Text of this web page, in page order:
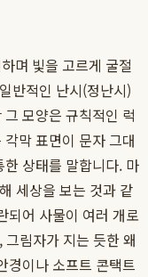
며 빛을 고르게 굴절
반적인 난시(정난시)
모양은 규칙적인 럭
각막 표면이 문자 그대
상태를 말합니다. 마
세상을 보는 것과 같
되어 사물이 여러 개로
림자가 지는 듯한 왜
경이나 소프트 콘택트